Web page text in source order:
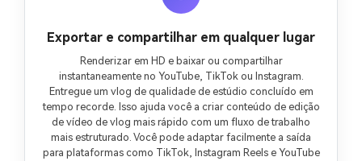
Exportar e compartilhar em qualquer lugar
Renderizar em HD e baixar ou compartilhar
instantaneamente no YouTube, TikTok ou Instagram.
Entregue um vlog de qualidade de estúdio concluído em
tempo recorde. Isso ajuda você a criar conteúdo de edição
de vídeo de vlog mais rápido com um fluxo de trabalho
mais estruturado. Você pode adaptar facilmente a saída
para plataformas como TikTok, Instagram Reels e YouTube